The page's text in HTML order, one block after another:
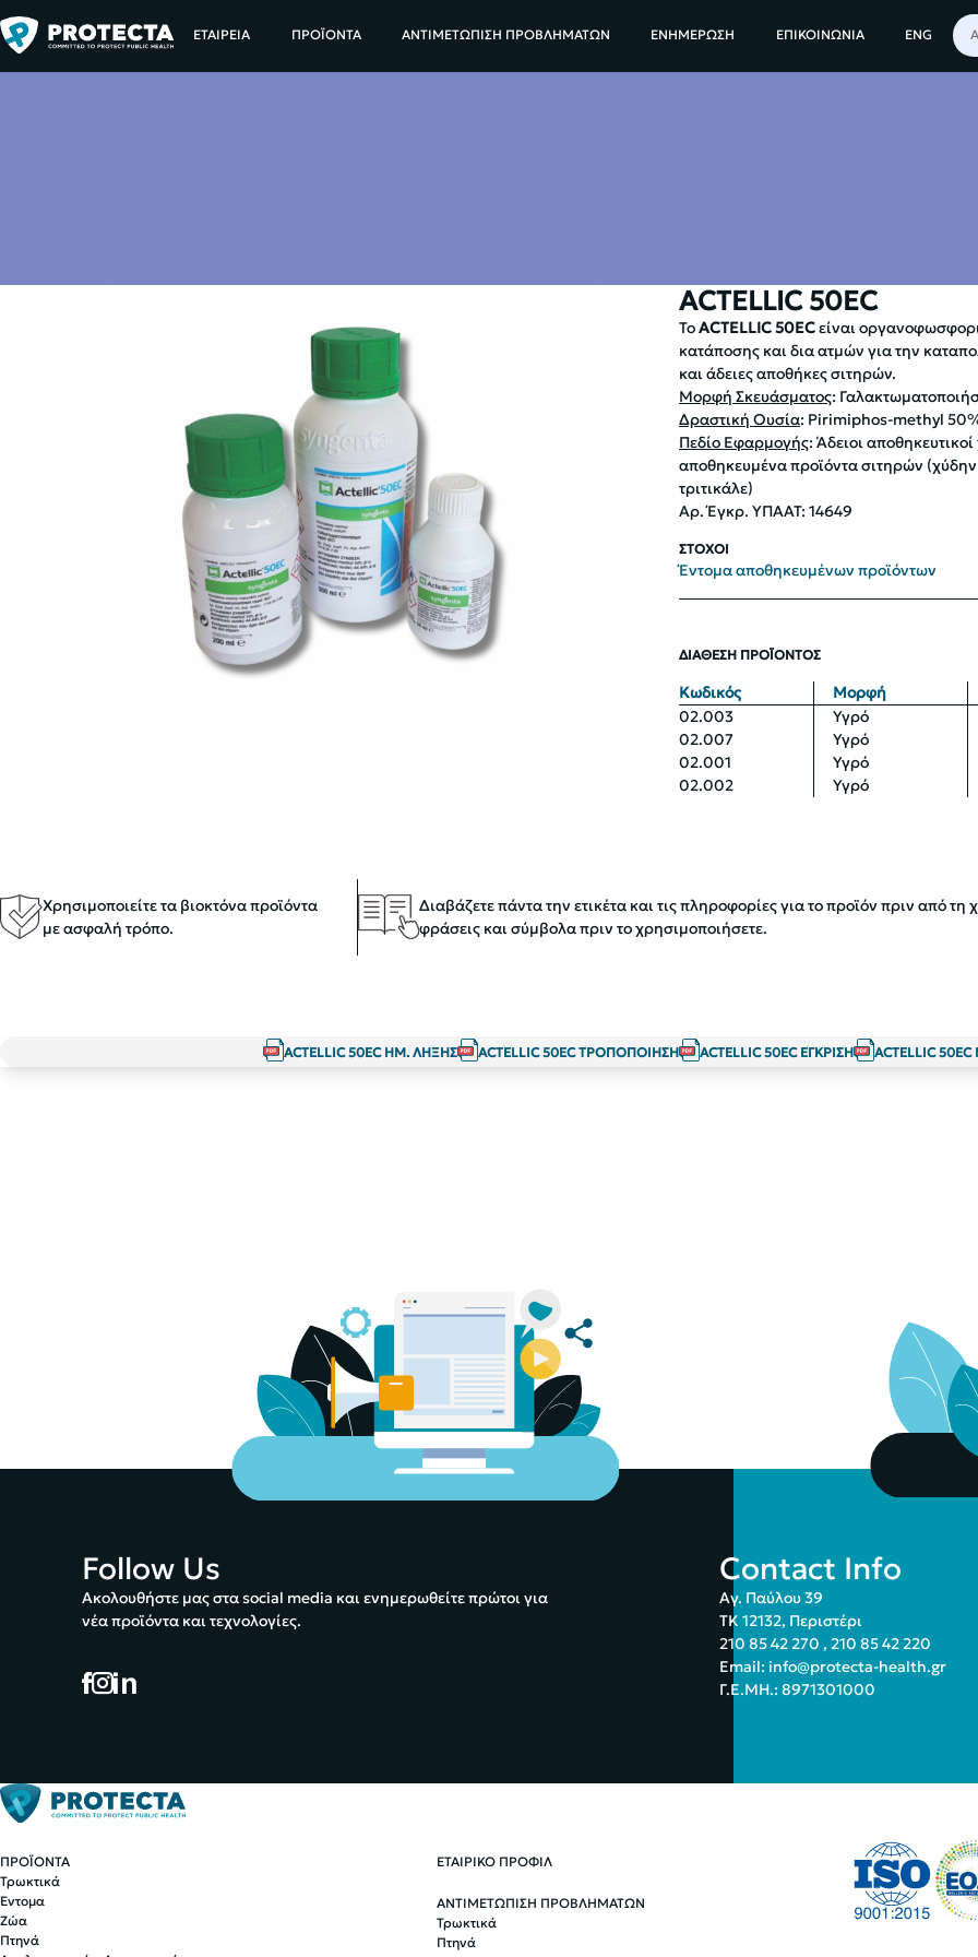
ΕΤΑΙΡΕΙΑ ΠΡΟΪΟΝΤΑ ΑΝΤΙΜΕΤΩΠΙΣΗ ΠΡΟΒΛΗΜΑΤΩΝ ΕΝΗΜΕΡΩΣΗ ΕΠΙΚΟΙΝΩΝΙΑ ENG
ACTELLIC 50EC
ΤοACTELLIC 50ECείναι
κατάποσης και δια ατμών για την
και άδειες αποθήκες σιτηρών.
Μορφή Σκευάσματος:
Δραστική Ουσία: Pirimiphos-methyl
Πεδίο Εφαρμογής: Άδειοι
αποθηκευμένα προϊόντα σιτηρών
τριτικάλε)
Αρ. Έγκρ. ΥΠΑΑΤ: 14649
ΣΤΟΧΟΙ
Έντομα αποθηκευμένων προϊόντων
ΔΙΑΘΕΣΗ ΠΡΟΪΟΝΤΟΣ
Κωδικός
Μορφή
02.003
Υγρό
02.007
Υγρό
02.001
Υγρό
02.002
Υγρό
Χρησιμοποιείτε τα βιοκτόνα προϊόντα
με ασφαλή τρόπο.
Διαβάζετε πάντα την ετικέτα και τις πληροφορίες για το προϊόν πριν από τη
φράσεις και σύμβολα πριν το χρησιμοποιήσετε.
ACTELLIC 50EC ΗΜ. ΛΗΞΗΣ ACTELLIC 50EC ΤΡΟΠΟΠΟΙΗΣΗ ACTELLIC 50EC ΕΓΚΡΙΣΗ ACTELLIC 50EC
Follow Us
Ακολουθήστε μας στα social media και ενημερωθείτε πρώτοι για
νέα προϊόντα και τεχνολογίες.
Contact Info
Αγ. Παύλου 39
ΤΚ 12132, Περιστέρι
210 85 42 270,210 85 42 220
Email: info@protecta-health.gr
Γ.Ε.ΜΗ.: 8971301000
ΠΡΟΪΟΝΤΑ
Τρωκτικά
Έντομα
Ζώα
Πτηνά
ΕΤΑΙΡΙΚΟ ΠΡΟΦΙΛ
ΑΝΤΙΜΕΤΩΠΙΣΗ ΠΡΟΒΛΗΜΑΤΩΝ
Τρωκτικά
Πτηνά